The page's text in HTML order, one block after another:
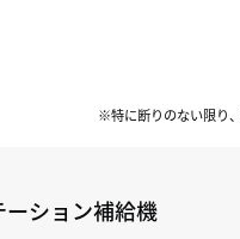
※特に断りのない限り
ーション補給機